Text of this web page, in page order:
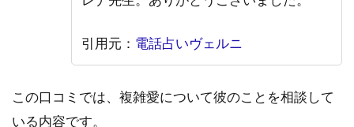
引用元： 電話占いヴェルニ
この口コミでは、複雑愛について彼のことを相談して
いる内容です。